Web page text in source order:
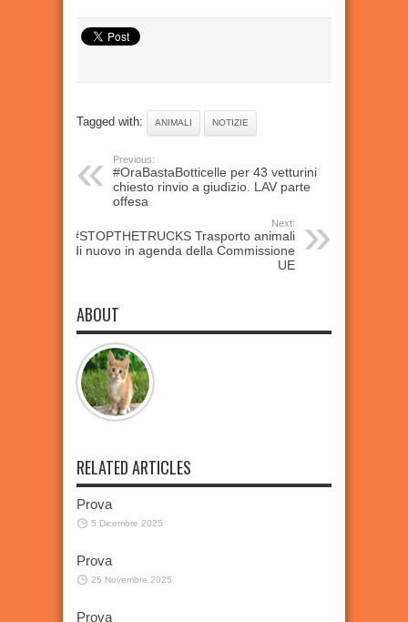
Tagged with: ANIMALI NOTIZIE
Previous:
#OraBastaBotticelle per 43 vetturini
chiesto rinvio a giudizio. LAV parte
offesa
Next:
#STOPTHETRUCKS Trasporto animali
di nuovo in agenda della Commissione
UE
ABOUT
RELATED ARTICLES
Prova
5 Dicembre 2025
Prova
25 Novembre 2025
Prova